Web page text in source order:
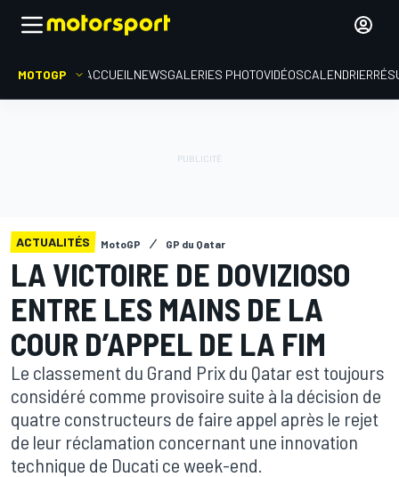
MOTOGP ACCUEIL NEWSGALERIES PHOTOVIDÉOSCALENDRIER
ACTUALITÉS MotoGP GP du Qatar
LA VICTOIRE DE DOVIZIOSO
ENTRE LES MAINS DE LA
COUR D’APPEL DE LA FIM
Le classement du Grand Prix du Qatar est toujours
considéré comme provisoire suite à la décision de
quatre constructeurs de faire appel après le rejet
de leur réclamation concernant une innovation
technique de Ducati ce week-end.